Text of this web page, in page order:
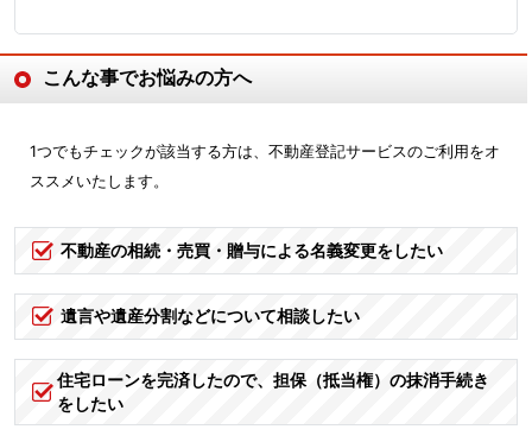
こんな事でお悩みの方へ
1つでもチェックが該当する方は、不動産登記サービスのご利用をオ
ススメいたします。
不動産の相続・売買・贈与による名義変更をしたい
遺言や遺産分割などについて相談したい
住宅ローンを完済したので、担保（抵当権）の抹消手続き
をしたい